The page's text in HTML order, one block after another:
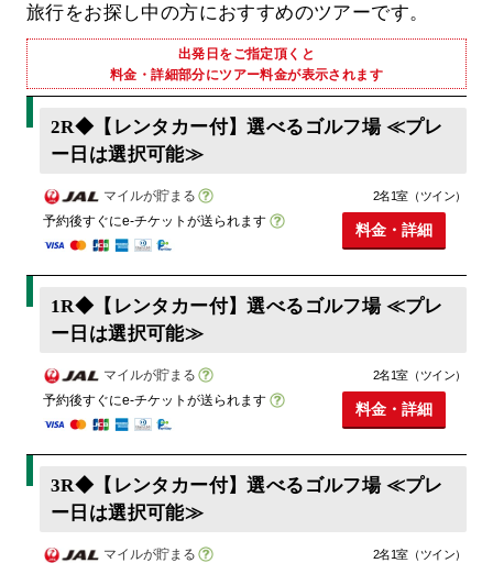
旅行をお探し中の方におすすめのツアーです。
出発日をご指定頂くと
料金・詳細部分にツアー料金が表示されます
2R◆【レンタカー付】選べるゴルフ場 ≪プレ
ー日は選択可能≫
マイルが貯まる
予約後すぐにe-チケットが送られます
2名1室（ツイン）
料金・詳細
1R◆【レンタカー付】選べるゴルフ場 ≪プレ
ー日は選択可能≫
マイルが貯まる
予約後すぐにe-チケットが送られます
2名1室（ツイン）
料金・詳細
3R◆【レンタカー付】選べるゴルフ場 ≪プレ
ー日は選択可能≫
マイルが貯まる
2名1室（ツイン）